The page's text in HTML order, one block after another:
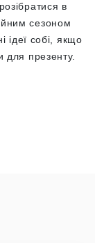
в
сезоном
ідеї собі, якщо
для презенту.